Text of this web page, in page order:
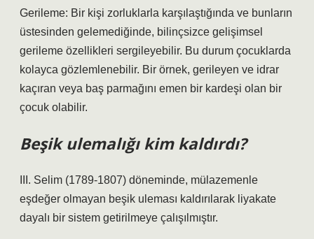
Gerileme: Bir kişi zorluklarla karşılaştığında ve bunların
üstesinden gelemediğinde, bilinçsizce gelişimsel
gerileme özellikleri sergileyebilir. Bu durum çocuklarda
kolayca gözlemlenebilir. Bir örnek, gerileyen ve idrar
kaçıran veya baş parmağını emen bir kardeşi olan bir
çocuk olabilir.
Beşik ulemalığı kim kaldırdı?
III. Selim (1789-1807) döneminde, mülazemenle
eşdeğer olmayan beşik uleması kaldırılarak liyakate
dayalı bir sistem getirilmeye çalışılmıştır.